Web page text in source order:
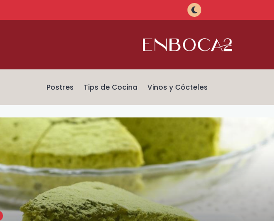
Postres Tips de Cocina Vinos y Cócteles